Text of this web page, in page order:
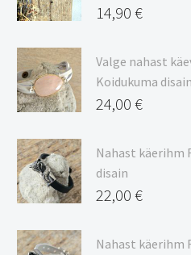
20,44 €
14,90 €
Valge nahast
Koidukuma disain
24,00 €
Nahast käerihm
disain
22,00 €
Nahast käerihm